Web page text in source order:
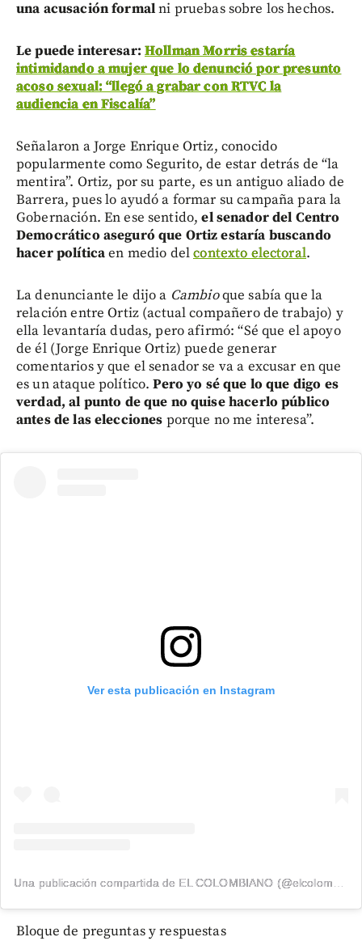
una acusación formalni pruebas sobre los hechos.
Le puede interesar: Hollman Morris estaría
intimidando a mujer que lo denunció por presunto
acoso sexual: “llegó a grabar con RTVC la
audiencia en Fiscalía”
Señalaron a Jorge Enrique Ortiz, conocido
popularmente como Segurito, de estar detrás de “la
mentira”. Ortiz, por su parte, es un antiguo aliado de
Barrera, pues lo ayudó a formar su campaña para la
Gobernación. En ese sentido,el senador del Centro
Democrático aseguró que Ortiz estaría buscando
hacer políticaen medio delcontexto electoral.
La denunciante le dijo a Cambioque sabía que la
relación entre Ortiz (actual compañero de trabajo) y
ella levantaría dudas, pero afirmó: “Sé que el apoyo
de él (Jorge Enrique Ortiz) puede generar
comentarios y que el senador se va a excusar en que
es un ataque político.Pero yo sé que lo que digo es
verdad, al punto de que no quise hacerlo público
antes de las elecciones porque no me interesa”.
Ver esta publicación en Instagram
Bloque de preguntas y respuestas